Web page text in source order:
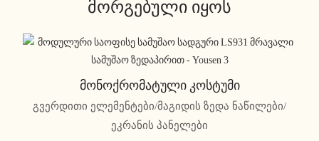
მორგებული იყოს
Მონოქრომატული Კოსტუმი
გვერდითი ელემენტები/მაგიდის ზედა ნაწილები/
ეკრანის პანელები